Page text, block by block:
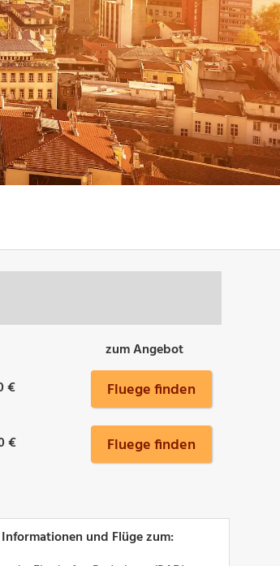
zum Angebot
€ Fluege finden
€ Fluege finden
Informationen und Flüge zum: